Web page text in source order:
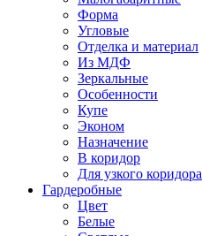
Форма
Угловые
Отделка и материал
Из МДФ
Зеркальные
Особенности
Купе
Эконом
Назначение
В коридор
Для узкого коридора
Гардеробные
Цвет
Белые